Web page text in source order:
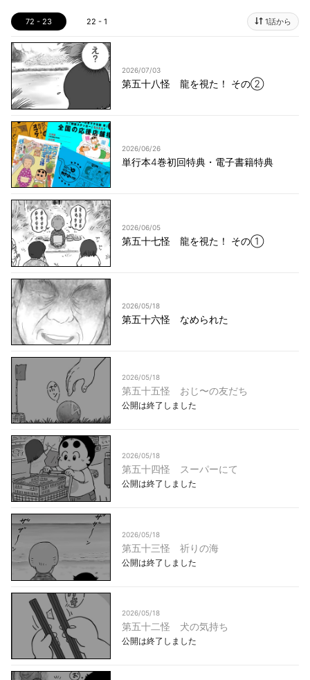
72 - 23 22 - 1 1話から
2026/07/03
第五十八怪 龍を視た！ その②
2026/06/26
単行本4巻初回特典・電子書籍特典
2026/06/05
第五十七怪 龍を視た！ その①
2026/05/18
第五十六怪 なめられた
2026/05/18
第五十五怪 おじ〜の友だち
公開は終了しました
2026/05/18
第五十四怪 スーパーにて
公開は終了しました
2026/05/18
第五十三怪 祈りの海
公開は終了しました
2026/05/18
第五十二怪 犬の気持ち
公開は終了しました